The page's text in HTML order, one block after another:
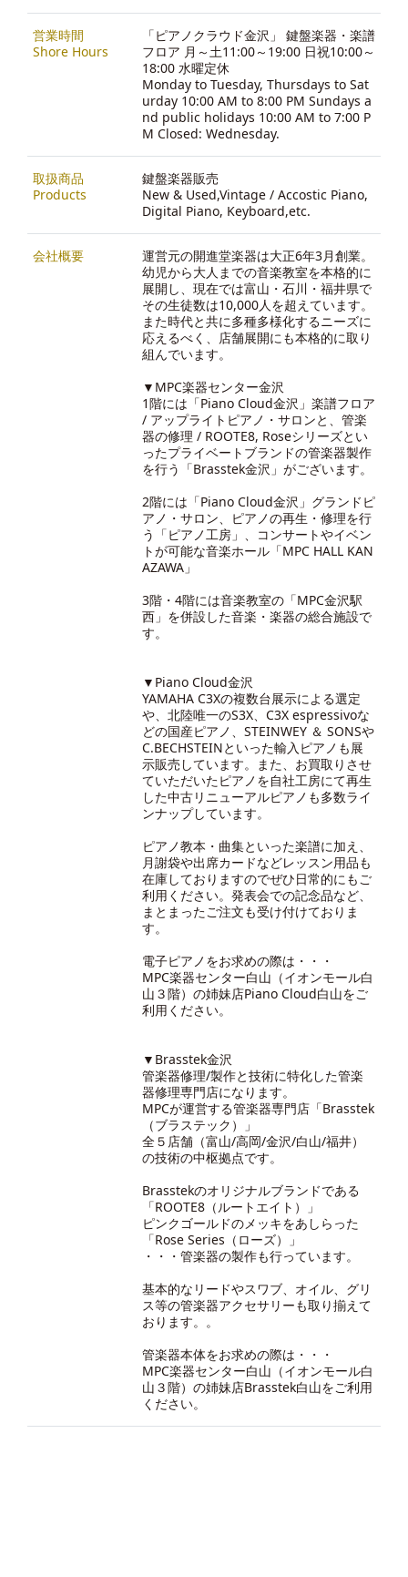
営業時間
Shore Hours
「ピアノクラウド金沢」 鍵盤楽器・楽譜
フロア 月～土11:00～19:00 日祝10:00～
18:00 水曜定休
Monday to Tuesday, Thursdays to Sat
urday 10:00 AM to 8:00 PM Sundays a
nd public holidays 10:00 AM to 7:00 P
M Closed: Wednesday.
取扱商品
Products
鍵盤楽器販売
New & Used,Vintage / Accostic Piano,
Digital Piano, Keyboard,etc.
会社概要
運営元の開進堂楽器は大正6年3月創業。
幼児から大人までの音楽教室を本格的に
展開し、現在では富山・石川・福井県で
その生徒数は10,000人を超えています。
また時代と共に多種多様化するニーズに
応えるべく、店舗展開にも本格的に取り
組んでいます。
▼MPC楽器センター金沢
1階には「Piano Cloud金沢」楽譜フロア
/ アップライトピアノ・サロンと、管楽
器の修理 / ROOTE8, Roseシリーズとい
ったプライベートブランドの管楽器製作
を行う「Brasstek金沢」がございます。
2階には「Piano Cloud金沢」グランドピ
アノ・サロン、ピアノの再生・修理を行
う「ピアノ工房」、コンサートやイベン
トが可能な音楽ホール「MPC HALL KAN
AZAWA」
3階・4階には音楽教室の「MPC金沢駅
西」を併設した音楽・楽器の総合施設で
す。
▼Piano Cloud金沢
YAMAHA C3Xの複数台展示による選定
や、北陸唯一のS3X、C3X espressivoな
どの国産ピアノ、STEINWEY ＆ SONSや
C.BECHSTEINといった輸入ピアノも展
示販売しています。また、お買取りさせ
ていただいたピアノを自社工房にて再生
した中古リニューアルピアノも多数ライ
ンナップしています。
ピアノ教本・曲集といった楽譜に加え、
月謝袋や出席カードなどレッスン用品も
在庫しておりますのでぜひ日常的にもご
利用ください。発表会での記念品など、
まとまったご注文も受け付けておりま
す。
電子ピアノをお求めの際は・・・
MPC楽器センター白山（イオンモール白
山３階）の姉妹店Piano Cloud白山をご
利用ください。
▼Brasstek金沢
管楽器修理/製作と技術に特化した管楽
器修理専門店になります。
MPCが運営する管楽器専門店「Brasstek
（ブラステック）」
全５店舗（富山/高岡/金沢/白山/福井）
の技術の中枢拠点です。
Brasstekのオリジナルブランドである
「ROOTE8（ルートエイト）」
ピンクゴールドのメッキをあしらった
「Rose Series（ローズ）」
・・・管楽器の製作も行っています。
基本的なリードやスワブ、オイル、グリ
ス等の管楽器アクセサリーも取り揃えて
おります。。
管楽器本体をお求めの際は・・・
MPC楽器センター白山（イオンモール白
山３階）の姉妹店Brasstek白山をご利用
ください。